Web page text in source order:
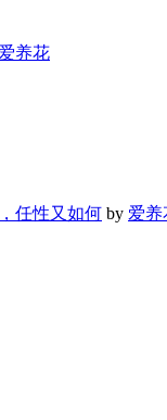
爱养花
任性又如何 by 爱养